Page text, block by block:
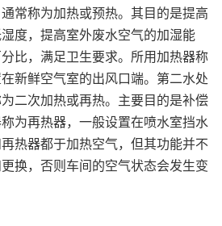
常称为加热或预热。其目的是提高
度，提高室外废水空气的加湿能
比，满足卫生要求。所用加热器称
新鲜空气室的出风口端。第二水处
二次加热或再热。主要目的是补偿
为再热器，一般设置在喷水室挡水
热器都于加热空气，但其功能并不
换，否则车间的空气状态会发生变